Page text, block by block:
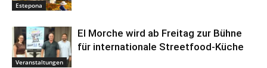
Estepona
Veranstaltungen
El Morche wird ab Freitag zur Bühne
für internationale Streetfood-Küche